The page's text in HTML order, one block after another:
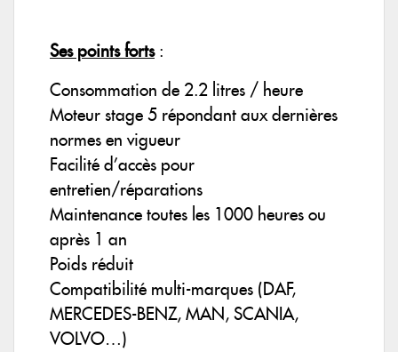
Ses points forts:
Consommation de 2.2 litres / heure
Moteur stage 5 répondant aux dernières
normes en vigueur
Facilité d’accès pour
entretien/réparations
Maintenance toutes les 1000 heures ou
après 1 an
Poids réduit
Compatibilité multi-marques (DAF,
MERCEDES-BENZ, MAN, SCANIA,
VOLVO…)